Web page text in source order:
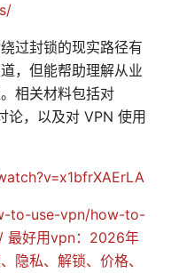
过封锁的现实路径有
，但能帮助理解从业
相关材料包括对
论，以及对 VPN 使用
to-use-vpn/how-to-
最好用vpn：2026年
隐私、解锁、价格、